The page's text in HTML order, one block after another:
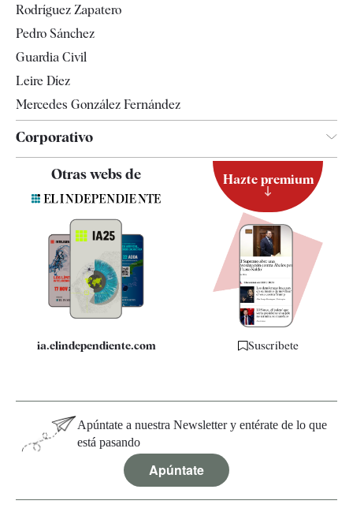
Televisión
Rodríguez Zapatero
Pedro Sánchez
Guardia Civil
Leire Díez
Mercedes González Fernández
Corporativo
Quiénes somos
Especificaciones
Otras webs de
ia.elindependiente.com
Hazte premium
Suscríbete
Apúntate a nuestra Newsletter y entérate de lo que
está pasando
Apúntate